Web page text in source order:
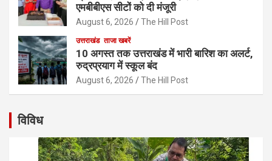
एमबीबीएस सीटों को दी मंजूरी
August 6, 2026 The Hill Post
उत्तराखंड ताजा खबरें
10 अगस्त तक उत्तराखंड में भारी बारिश का अलर्ट,
रुद्रप्रयाग में स्कूल बंद
August 6, 2026 The Hill Post
विविध